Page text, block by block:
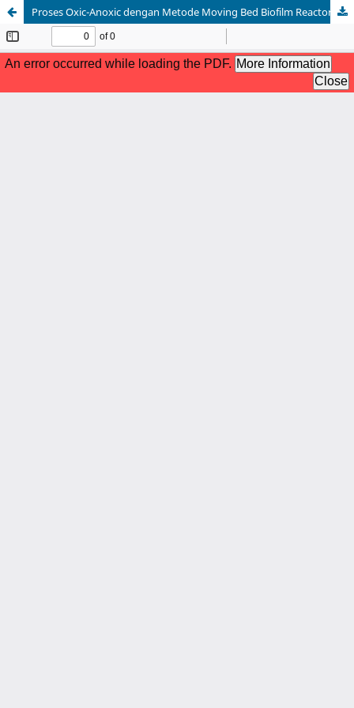
Proses Oxic-Anoxic dengan Metode Moving Bed Biofilm Reactor dalam Meremoval Parameter Organik pada Limbah Rumah Potong Ayam